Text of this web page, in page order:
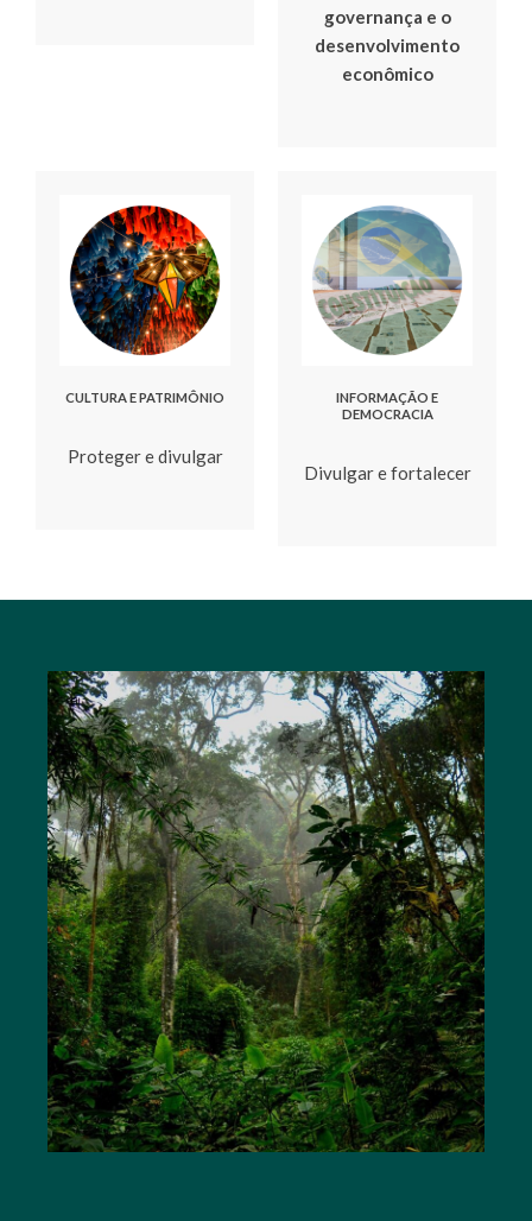
governança e o
desenvolvimento
econômico
CULTURA E PATRIMÔNIO
Proteger e divulgar
INFORMAÇÃO E
DEMOCRACIA
Divulgar e fortalecer